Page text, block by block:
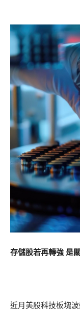
存儲股若再轉強 是
近月美股科技板塊